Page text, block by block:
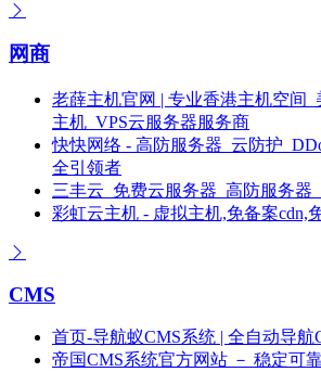
网商
老薛主机官网 | 专业香港主机空间_
主机_VPS云服务器服务商
快快网络 - 高防服务器_云防护
全引领者
三丰云_免费云服务器_高防服务器
彩虹云主机 - 虚拟主机,免备案cdn,
CMS
首页-导航蚁CMS系统 | 全自动导航
帝国CMS系统官方网站 － 稳定可